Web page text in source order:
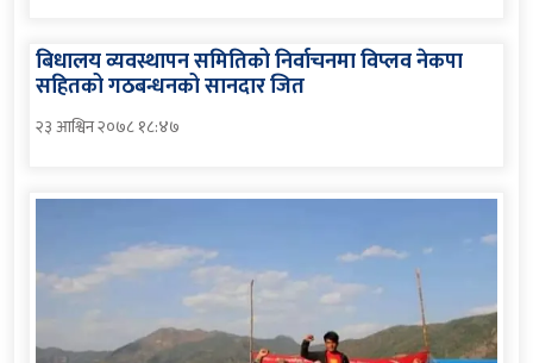
बिधालय व्यवस्थापन समितिको निर्वाचनमा विप्लव नेकपा
सहितको गठबन्धनको सानदार जित
२३ आश्विन २०७८ १८:४७